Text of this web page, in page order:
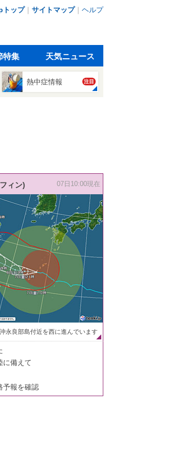
ップ｜ サイトマップ｜ ヘルプ
特集 天気ニュース
熱中症情報 注目
ィン) 07日10:00現在
永良部島付近を西に進んでいます
に備えて
予報を確認